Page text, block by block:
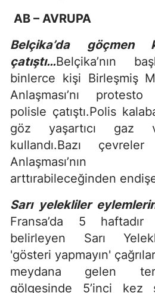
AB – AVRUPA
Belçika’da göçmen
çatıştı…Belçika’nın
binlerce kişi Birleşmiş
Anlaşması’nı
polisle çatıştı.Polis
göz yaşartıcı gaz
kullandı.Bazı
arttırabileceğinden
Sarı yelekliler
Fransa’da 5
belirleyen Sarı
'gösteri yapmayın'
meydana gelen
gölgesinde 5’inci kez